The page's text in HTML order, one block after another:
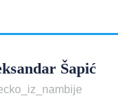
Šapić